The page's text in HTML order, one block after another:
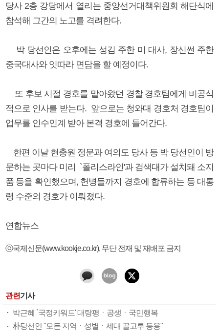
당사 2층 강당에서 열리는 중앙선거대책위원회 해단식에
참석해 그간의 노고를 격려한다.
박 당선인은 오후에는 성김 주한 미 대사, 장신썬 주한
중국대사와 잇따라 면담을 할 예정이다.
또 후보 시절 경호를 맡아왔던 경찰 경호팀에게 비공식
적으로 인사를 받는다. 앞으로는 청와대 경호처 경호팀이
업무를 인수인계 받아 본격 경호에 들어간다.
한편 이날 현충원 정문과 여의도 당사 등 박 당선인이 방
문하는 곳마다 미리 `폴리스라인'과 검색대가 설치돼 소지
품 등을 확인했으며, 헌병들까지 경호에 합류하는 등 대통
령 수준의 경호가 이뤄졌다.
연합뉴스
ⓒ국제신문(www.kookje.co.kr), 무단 전재 및 재배포 금지
관련기사
박근혜 `국정키워드' 대탕평ㆍ공생ㆍ국민행복
朴당선인 "모든 지역ㆍ성별ㆍ세대 골고루 등용"